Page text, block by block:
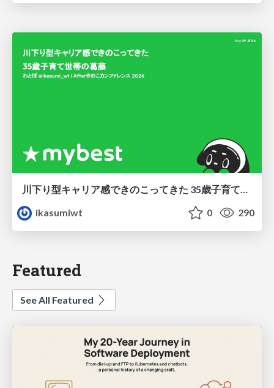
川下り型キャリア感できのこってきた 35歳子育て世帯の葛藤
ikasumiwt
0 290
Featured
See All Featured